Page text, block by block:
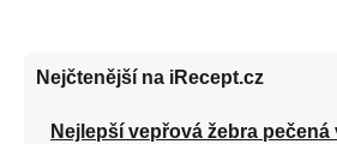
Nejčtenější na iRecept.cz
Nejlepší vepřová žebra pečená